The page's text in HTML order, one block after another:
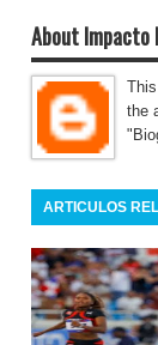
About Impacto
the
ARTICULOS